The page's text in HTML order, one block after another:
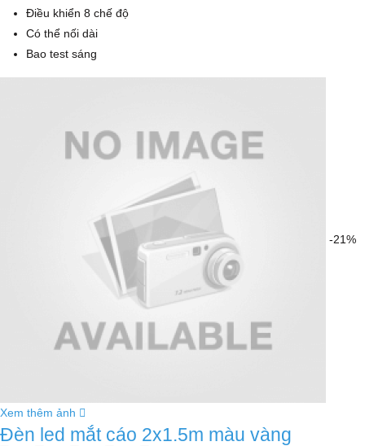
Điều khiển 8 chế độ
Có thể nối dài
Bao test sáng
-21%
Xem thêm ảnh
Đèn led mắt cáo 2x1.5m màu vàng